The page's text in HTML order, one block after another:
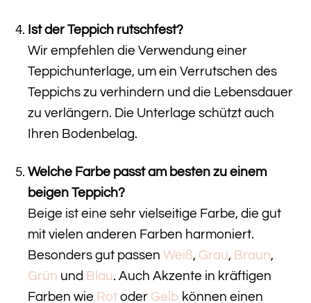
Ist der Teppich rutschfest?
Wir empfehlen die Verwendung einer
Teppichunterlage, um ein Verrutschen des
Teppichs zu verhindern und die Lebensdauer
zu verlängern. Die Unterlage schützt auch
Ihren Bodenbelag.
Welche Farbe passt am besten zu einem
beigen Teppich?
Beige ist eine sehr vielseitige Farbe, die gut
mit vielen anderen Farben harmoniert.
Besonders gut passen Weiß, Grau, Braun,
Grün und Blau. Auch Akzente in kräftigen
Farben wie Rotoder Gelb können einen